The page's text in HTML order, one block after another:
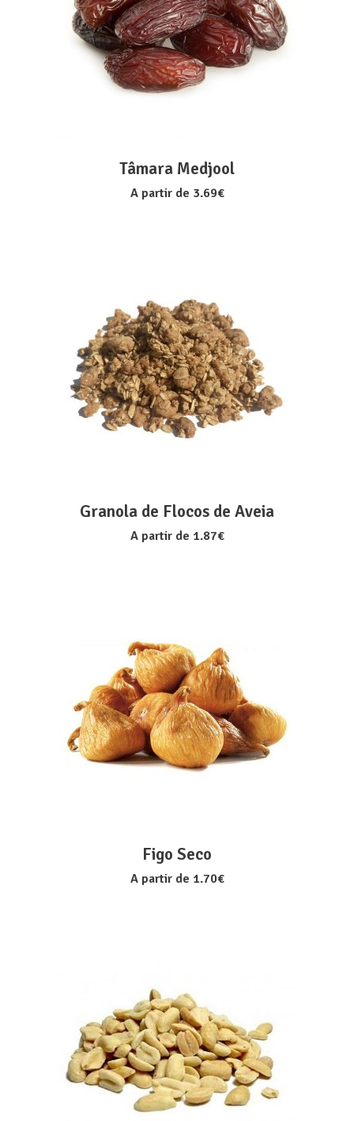
VER OPÇÕES
Tâmara Medjool
A partir de 3.69€
VER OPÇÕES
Granola de Flocos de Aveia
A partir de 1.87€
VER OPÇÕES
Figo Seco
A partir de 1.70€
VER OPÇÕES